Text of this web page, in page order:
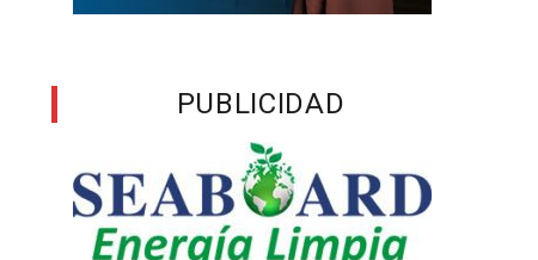
PUBLICIDAD